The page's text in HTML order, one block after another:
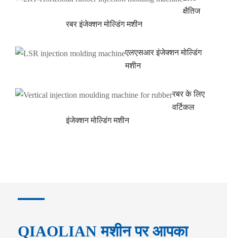
क्षैतिज
रबर इंजेक्शन मोल्डिंग मशीन
एलएसआर इंजेक्शन मोल्डिंग
मशीन
रबर के लिए
वर्टिकल
इंजेक्शन मोल्डिंग मशीन
QIAOLIAN मशीन पर आपका